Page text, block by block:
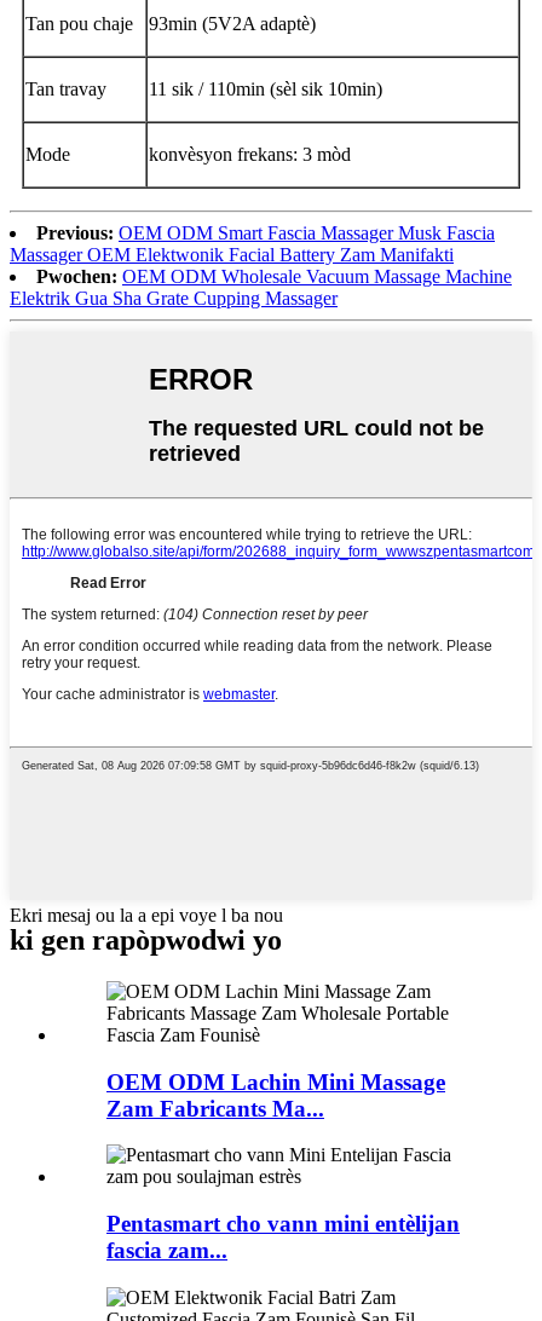
Tan pou chaje 93min (5V2A adaptè)
Tan travay 11 sik / 110min (sèl sik 10min)
Mode konvèsyon frekans: 3 mòd
Previous: OEM ODM Smart Fascia Massager Musk Fascia
Massager OEM Elektwonik Facial Battery Zam Manifakti
Pwochen: OEM ODM Wholesale Vacuum Massage Machine
Elektrik Gua Sha Grate Cupping Massager
Ekri mesaj ou la a epi voye l ba nou
ki gen rapòpwodwi yo
OEM ODM Lachin Mini Massage
Zam Fabricants Ma...
Pentasmart cho vann mini entèlijan
fascia zam...